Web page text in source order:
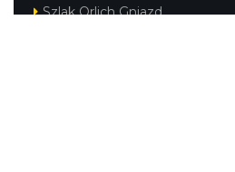
Szlak Orlich Gniazd